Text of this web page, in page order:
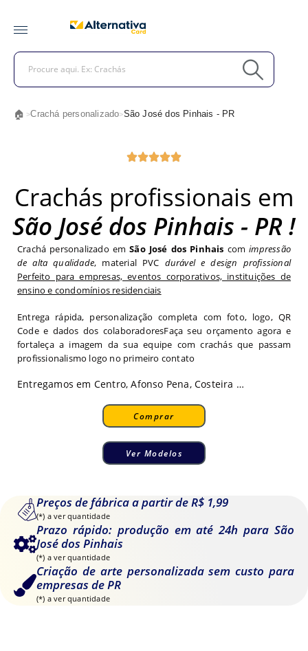
🏠 >Crachá personalizado>São José dos Pinhais - PR
Crachás profissionais em
São José dos Pinhais - PR !
Crachá personalizado emSão José dos Pinhais com impressão
de alta qualidade, material PVC durável e design profissional
Perfeito para empresas, eventos corporativos, instituições de
ensino e condomínios residenciais
Entrega rápida, personalização completa com foto, logo, QR
Code e dados dos colaboradoresFaça seu orçamento agora e
fortaleça a imagem da sua equipe com crachás que passam
profissionalismo logo no primeiro contato
Entregamos em Centro, Afonso Pena, Costeira …
Comprar
Ver Modelos
Preços de fábrica a partir de R$ 1,99
(*) a ver quantidade
Prazo rápido: produção em até 24h para São
José dos Pinhais
(*) a ver quantidade
Criação de arte personalizada sem custo para
empresas de PR
(*) a ver quantidade